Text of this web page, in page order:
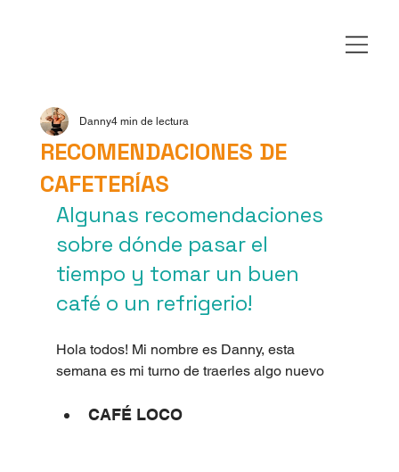
RECOMENDACIONES DE
CAFETERÍAS
Danny4 min de lectura
Algunas recomendaciones
sobre dónde pasar el
tiempo y tomar un buen
café o un refrigerio!
Hola todos! Mi nombre es Danny, esta
semana es mi turno de traerles algo nuevo
CAFÉ LOCO